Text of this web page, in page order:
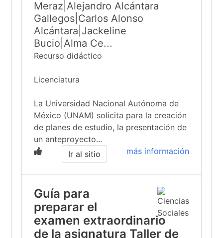
Meraz|Alejandro Alcántara
Gallegos|Carlos Alonso
Alcántara|Jackeline
Bucio|Alma Ce...
Recurso didáctico
Licenciatura
La Universidad Nacional Autónoma de
México (UNAM) solicita para la creación
de planes de estudio, la presentación de
un anteproyecto...
más información
Ir al sitio
Guía para
preparar el
examen extraordinario
de la asignatura Taller de